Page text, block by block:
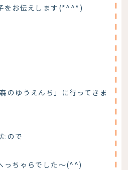
をお伝えします(*^^*)
のゆうえんち」に行ってきま
ので
っちゃらでした〜(^^)